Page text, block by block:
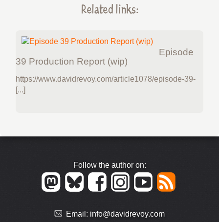
Related links:
Episode
39 Production Report (wip)
https://www.davidrevoy.com/article1078/episode-39-
[...]
Follow the author on:
Email: info@davidrevoy.com